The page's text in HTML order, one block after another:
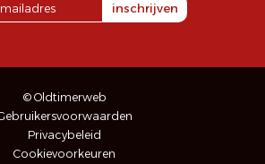
inschrijven
© Oldtimerweb
Privacybeleid
Cookievoorkeuren